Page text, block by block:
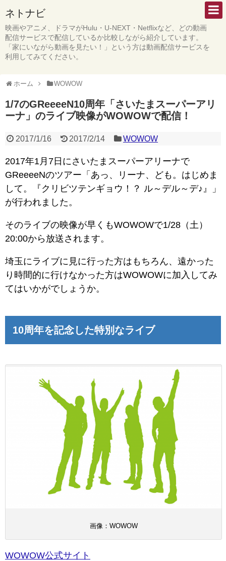
ネトナビ
映画やアニメ、ドラマがHulu・U-NEXT・Netflixなど、どの動画
配信サービスで配信しているか比較しながら紹介しています。
「家にいながら動画を見たい！」という方は動画配信サービスを
利用してみてください。
ホーム WOWOW
1/7のGReeeeN10周年「さいたまスーパーアリ
ーナ」のライブ映像がWOWOWで配信！
2017/1/16 2017/2/14 WOWOW
2017年1月7日にさいたまスーパーアリーナで
GReeeeNのツアー「あっ、リーナ、ども。はじめま
して。『クリビツテンギョウ！？ ル～デル～デ♪』」
が行われました。
そのライブの映像が早くもWOWOWで1/28（土）
20:00から放送されます。
埼玉にライブに見に行った方はもちろん、遠かった
り時間的に行けなかった方はWOWOWに加入してみ
てはいかがでしょうか。
10周年を記念した特別なライブ
画像：WOWOW
WOWOW公式サイト